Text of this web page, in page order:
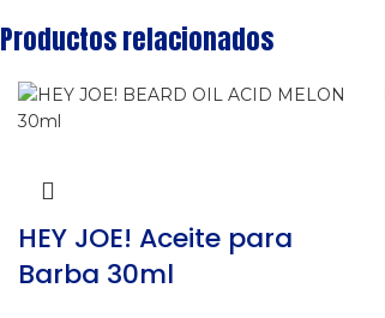
Productos relacionados
HEY JOE! Aceite para
Barba 30ml